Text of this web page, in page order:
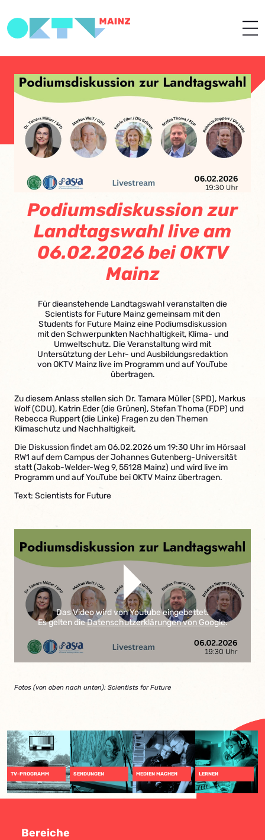
Podiumsdiskussion zur
Landtagswahl live am
06.02.2026 bei OKTV
Mainz
Für dieanstehende Landtagswahl veranstalten die
Scientists for Future Mainz gemeinsam mit den
Students for Future Mainz eine Podiumsdiskussion
mit den Schwerpunkten Nachhaltigkeit, Klima- und
Umweltschutz. Die Veranstaltung wird mit
Untersütztung der Lehr- und Ausbildungsredaktion
von OKTV Mainz live im Programm und auf YouTube
übertragen.
Zu diesem Anlass stellen sich Dr. Tamara Müller (SPD), Markus
Wolf (CDU), Katrin Eder (die Grünen), Stefan Thoma (FDP) und
Rebecca Ruppert (die Linke) Fragen zu den Themen
Klimaschutz und Nachhaltigkeit.
Die Diskussion findet am 06.02.2026 um 19:30 Uhr im Hörsaal
RW1 auf dem Campus der Johannes Gutenberg-Universität
statt (Jakob-Welder-Weg 9, 55128 Mainz) und wird live im
Programm und auf YouTube bei OKTV Mainz übertragen.
Text: Scientists for Future
Das Video wird von Youtube eingebettet.
Es gelten dieDatenschutzerklärungen von Google.
Fotos (von oben nach unten): Scientists for Future
TV-PROGRAMM SENDUNGEN MEDIEN MACHEN LERNEN
Bereiche